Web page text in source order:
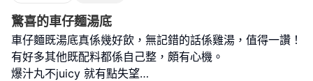
驚喜的車仔麵湯底
車仔麵既湯底真係幾好飲，無記錯的話係雞湯，值得一讚！
有好多其他既配料都係自己整，頗有心機。
爆汁丸不juicy 就有點失望…